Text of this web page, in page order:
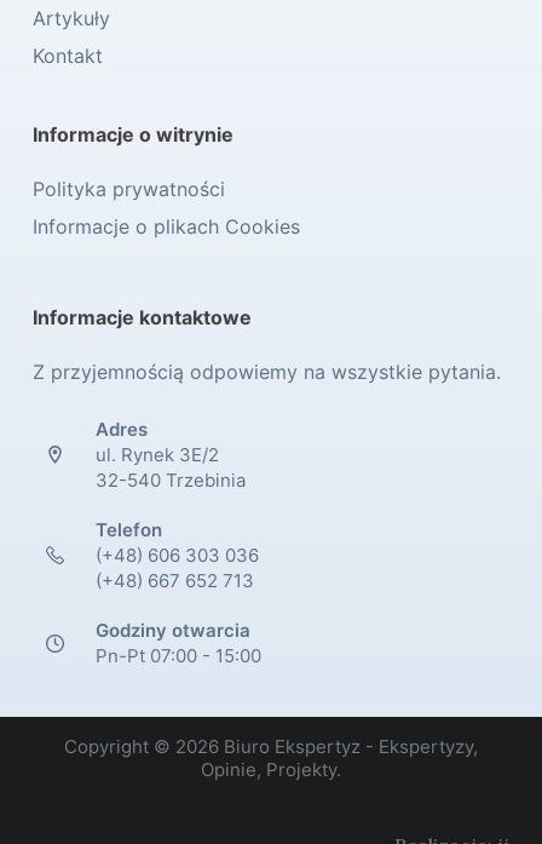
Artykuły
Kontakt
Informacje o witrynie
Polityka prywatności
Informacje o plikach Cookies
Informacje kontaktowe
Z przyjemnością odpowiemy na wszystkie pytania.
Adres
ul. Rynek 3E/2
32-540 Trzebinia
Telefon
(+48) 606 303 036
(+48) 667 652 713
Godziny otwarcia
Pn-Pt 07:00 - 15:00
Copyright © 2026 Biuro Ekspertyz - Ekspertyzy,
Opinie, Projekty.